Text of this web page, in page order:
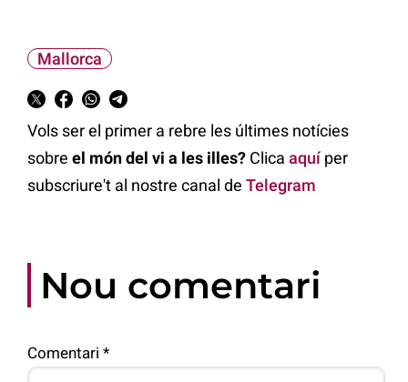
Mallorca
Vols ser el primer a rebre les últimes notícies
sobre el món del vi a les illes? Clica aquíper
subscriure't al nostre canal de Telegram
Nou comentari
Comentari *